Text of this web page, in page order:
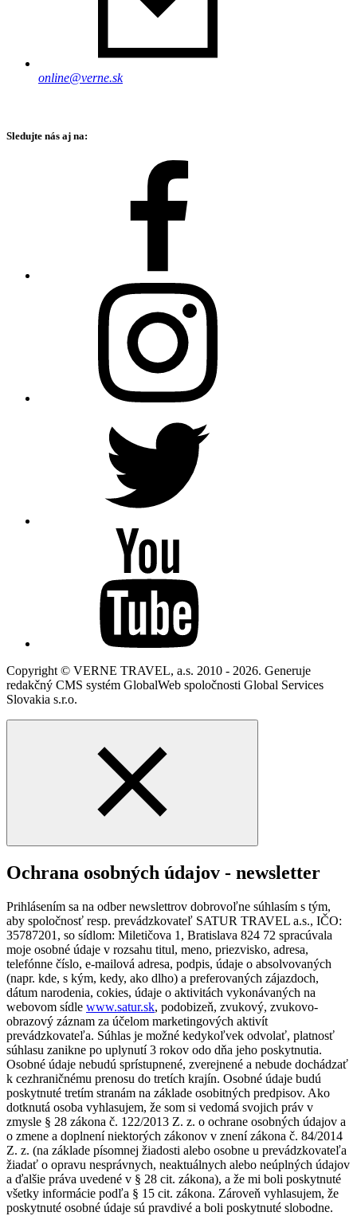
online@verne.sk
Sledujte nás aj na:
Copyright © VERNE TRAVEL, a.s. 2010 - 2026. Generuje
redakčný CMS systém GlobalWeb spoločnosti Global Services
Slovakia s.r.o.
Ochrana osobných údajov - newsletter
Prihlásením sa na odber newslettrov dobrovoľne súhlasím s tým,
aby spoločnosť resp. prevádzkovateľ SATUR TRAVEL a.s., IČO:
35787201, so sídlom: Miletičova 1, Bratislava 824 72 spracúvala
moje osobné údaje v rozsahu titul, meno, priezvisko, adresa,
telefónne číslo, e-mailová adresa, podpis, údaje o absolvovaných
(napr. kde, s kým, kedy, ako dlho) a preferovaných zájazdoch,
dátum narodenia, cokies, údaje o aktivitách vykonávaných na
webovom sídle www.satur.sk, podobizeň, zvukový, zvukovo-
obrazový záznam za účelom marketingových aktivít
prevádzkovateľa. Súhlas je možné kedykoľvek odvolať, platnosť
súhlasu zanikne po uplynutí 3 rokov odo dňa jeho poskytnutia.
Osobné údaje nebudú sprístupnené, zverejnené a nebude dochádzať
k cezhraničnému prenosu do tretích krajín. Osobné údaje budú
poskytnuté tretím stranám na základe osobitných predpisov. Ako
dotknutá osoba vyhlasujem, že som si vedomá svojich práv v
zmysle § 28 zákona č. 122/2013 Z. z. o ochrane osobných údajov a
o zmene a doplnení niektorých zákonov v znení zákona č. 84/2014
Z. z. (na základe písomnej žiadosti alebo osobne u prevádzkovateľa
žiadať o opravu nesprávnych, neaktuálnych alebo neúplných údajov
a ďalšie práva uvedené v § 28 cit. zákona), a že mi boli poskytnuté
všetky informácie podľa § 15 cit. zákona. Zároveň vyhlasujem, že
poskytnuté osobné údaje sú pravdivé a boli poskytnuté slobodne.